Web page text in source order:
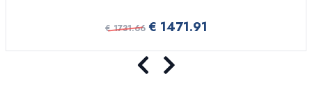
€ 1731.66 € 1471.91